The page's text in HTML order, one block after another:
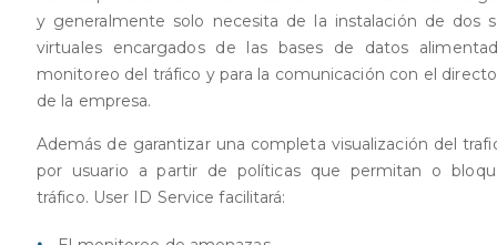
y generalmente solo necesita de la instalación de dos
virtuales encargados de las bases de datos
monitoreo del tráfico y para la comunicación con el
de la empresa.
Además de garantizar una completa visualización del
por usuario a partir de políticas que permitan o
tráfico. User ID Service facilitará: